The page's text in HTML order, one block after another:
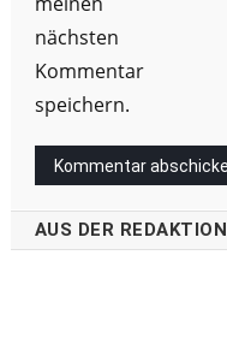
nächsten
Kommentar
speichern.
AUS DER REDAKTION